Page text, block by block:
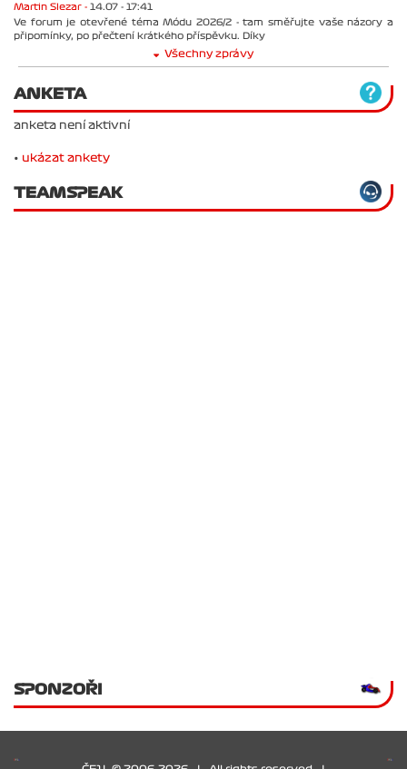
Martin Slezar - 14.07 - 17:41
Ve forum je otevřené téma Módu 2026/2 - tam směřujte vaše názory a
připomínky, po přečtení krátkého příspěvku. Díky
Všechny zprávy
ANKETA
anketa není aktivní
• ukázat ankety
TEAMSPEAK
SPONZOŘI